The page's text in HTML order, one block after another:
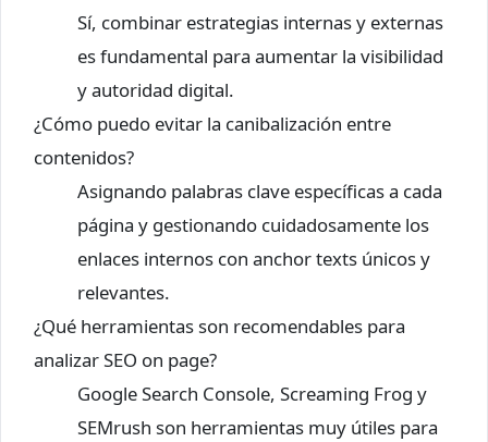
Sí, combinar estrategias internas y externas
es fundamental para aumentar la visibilidad
y autoridad digital.
¿Cómo puedo evitar la canibalización entre
contenidos?
Asignando palabras clave específicas a cada
página y gestionando cuidadosamente los
enlaces internos con anchor texts únicos y
relevantes.
¿Qué herramientas son recomendables para
analizar SEO on page?
Google Search Console, Screaming Frog y
SEMrush son herramientas muy útiles para